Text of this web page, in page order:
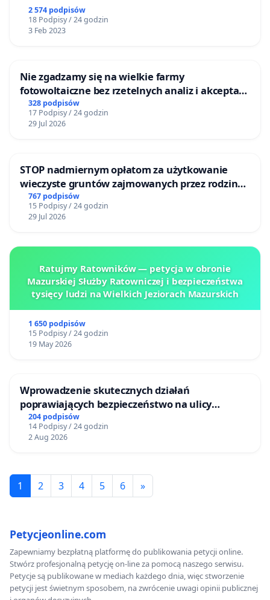
2 574 podpisów
18 Podpisy / 24 godzin
3 Feb 2023
Nie zgadzamy się na wielkie farmy
fotowoltaiczne bez rzetelnych analiz i akceptacji
mieszkańców
328 podpisów
17 Podpisy / 24 godzin
29 Jul 2026
STOP nadmiernym opłatom za użytkowanie
wieczyste gruntów zajmowanych przez rodzinne
ogrody działkowe.
767 podpisów
15 Podpisy / 24 godzin
29 Jul 2026
Ratujmy Ratowników — petycja w obronie
Mazurskiej Służby Ratowniczej i bezpieczeństwa
tysięcy ludzi na Wielkich Jeziorach Mazurskich
1 650 podpisów
15 Podpisy / 24 godzin
19 May 2026
Wprowadzenie skutecznych działań
poprawiających bezpieczeństwo na ulicy
Żeromskiego w Otwocku
204 podpisów
14 Podpisy / 24 godzin
2 Aug 2026
1 2 3 4 5 6 »
Petycjeonline.com
Zapewniamy bezpłatną platformę do publikowania petycji online.
Stwórz profesjonalną petycję on-line za pomocą naszego serwisu.
Petycje są publikowane w mediach każdego dnia, więc stworzenie
petycji jest świetnym sposobem, na zwrócenie uwagi opinii publicznej